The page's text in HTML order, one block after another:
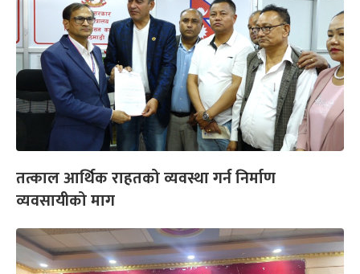
तत्काल आर्थिक राहतको व्यवस्था गर्न निर्माण
व्यवसायीको माग